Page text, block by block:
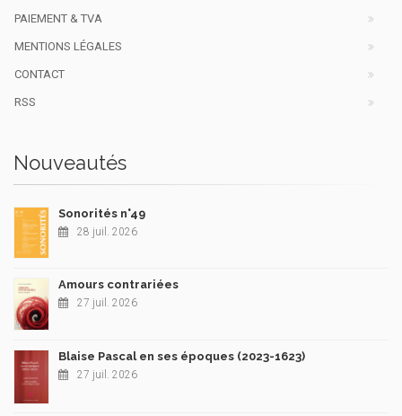
PAIEMENT & TVA
MENTIONS LÉGALES
CONTACT
RSS
Nouveautés
Sonorités n°49
28 juil. 2026
Amours contrariées
27 juil. 2026
Blaise Pascal en ses époques (2023-1623)
27 juil. 2026